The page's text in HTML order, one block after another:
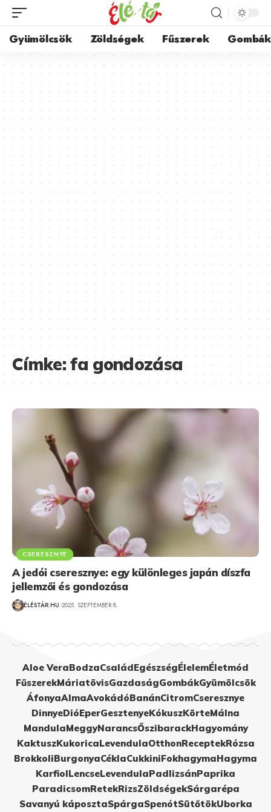
Gyümölcsök Zöldségek Fűszerek Gombák
Címke:fa gondozása
CSERESZNYE
A jedói cseresznye: egy különleges japán díszfa
jellemzői és gondozása
ÉLÉSTÁR.HU 2025. SZEPTEMBER 8.
Aloe VeraBodzaCsaládEgészségÉlelemÉletmód
FűszerekMáriatövisGazdaságGombákGyümölcsök
ÁfonyaAlmaAvokádóBanánCitromCseresznye
DinnyeDióEperGesztenyeKókuszKörteMálna
MandulaMeggyNarancsŐszibarackHagyomány
KaktuszKukoricaLevendulaOtthonReceptekRózsa
BrokkoliBurgonyaCéklaCukkiniFokhagymaHagyma
KarfiolLencseLevendulaPadlizsánPaprika
ParadicsomRetekRizsZöldségekSárgarépa
Savanyú káposztaSpárgaSpenótSütőtökUborka